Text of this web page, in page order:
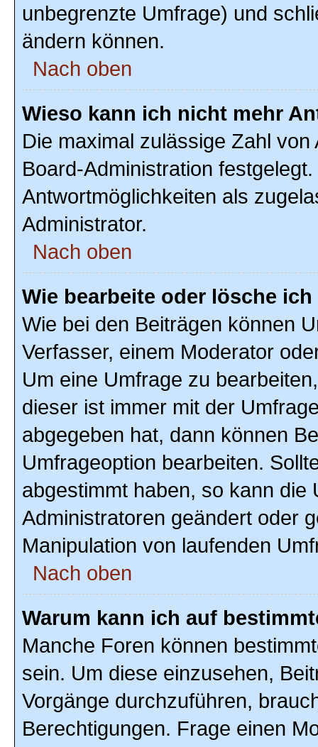
unbegrenzte Umfrage) und
ändern können.
Nach oben
Wieso kann ich nicht mehr
Die maximal zulässige Zahl
Board-Administration
Antwortmöglichkeiten als
Administrator.
Nach oben
Wie bearbeite oder lösche
Wie bei den Beiträgen können
Verfasser, einem Moderator
Um eine Umfrage zu
dieser ist immer mit der
abgegeben hat, dann können
Umfrageoption bearbeiten.
abgestimmt haben, so kann
Administratoren geändert oder
Manipulation von laufenden
Nach oben
Warum kann ich auf
Manche Foren können
sein. Um diese einzusehen,
Vorgänge durchzuführen,
Berechtigungen. Frage einen